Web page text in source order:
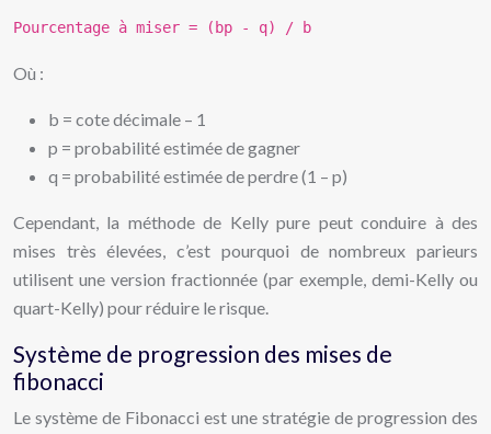
Pourcentage à miser = (bp - q) / b
Où :
b = cote décimale – 1
p = probabilité estimée de gagner
q = probabilité estimée de perdre (1 – p)
Cependant, la méthode de Kelly pure peut conduire à des
mises très élevées, c’est pourquoi de nombreux parieurs
utilisent une version fractionnée (par exemple, demi-Kelly ou
quart-Kelly) pour réduire le risque.
Système de progression des mises de
fibonacci
Le système de Fibonacci est une stratégie de progression des